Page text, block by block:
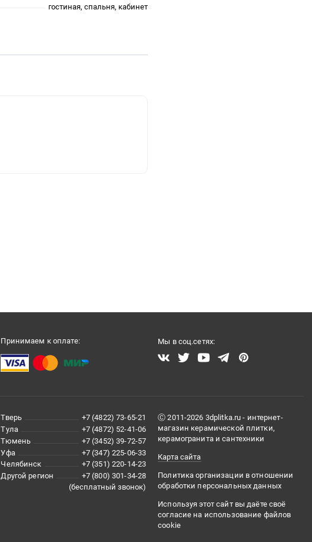
гостиная, спальня, кабинет
Принимаем к оплате: Мы в соц.сетях:
Тверь
+7 (4822) 73-65-21
Тула
+7 (4872) 52-41-06
Тюмень
+7 (3452) 39-72-57
Уфа
+7 (347) 225-06-33
Челябинск
+7 (351) 220-14-23
Другой регион
+7 (800) 301-34-28
(бесплатный звонок)
Ⓒ 2011-2026 3dplitka.ru - интернет-
магазин керамической плитки,
керамогранита и сантехники
Карта сайта
Политика организации в отношении
обработки персональных данных
Используя этот сайт вы даёте своё
согласие на использование файлов
cookie